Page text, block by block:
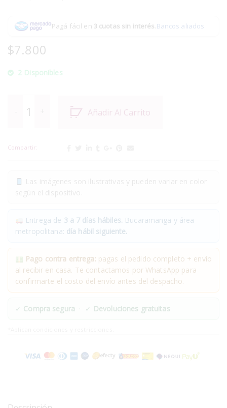
Pagá fácil en 3 cuotas sin interés.Bancos aliados
$7.800
2 Disponibles
Añadir Al Carrito
Compartir:
Entrega de 3 a 7 días hábiles. Bucaramanga y área
metropolitana: día hábil siguiente.
Pago contra entrega: pagas el pedido completo + envío
al recibir en casa. Te contactamos por WhatsApp para
confirmarte el costo del envío antes del despacho.
✓ Compra segura · ✓ Devoluciones gratuitas